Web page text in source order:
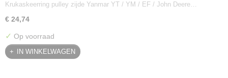
Deere - 119934-01800
Krukaskeerring pulley zijde Yanmar YT / YM / EF / John Deere…
€ 24,74
✓ Op voorraad
IN WINKELWAGEN